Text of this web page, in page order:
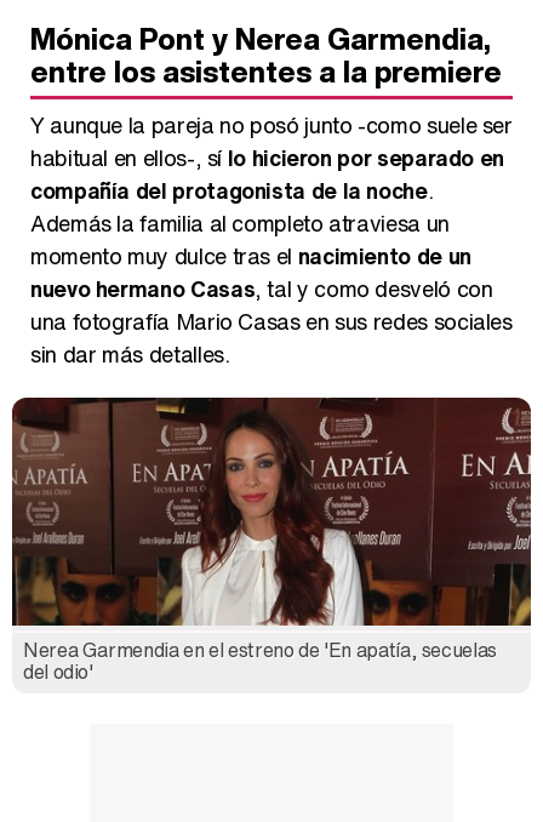
Mónica Pont y Nerea Garmendia,
entre los asistentes a la premiere
Y aunque la pareja no posó junto -como suele ser
habitual en ellos-, sílo hicieron por separado en
compañía del protagonista de la noche.
Además la familia al completo atraviesa un
momento muy dulce tras el nacimiento de un
nuevo hermano Casas, tal y como desveló con
una fotografía Mario Casas en sus redes sociales
sin dar más detalles.
Nerea Garmendia en el estreno de 'En apatía, secuelas
del odio'